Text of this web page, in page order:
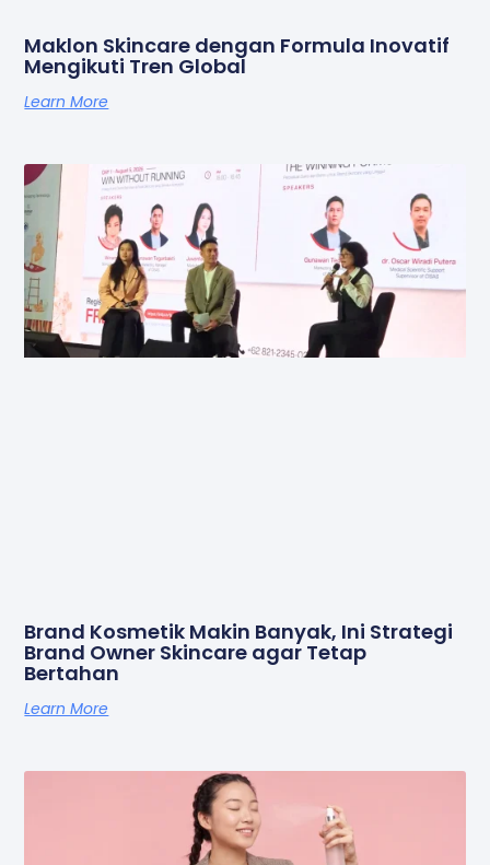
Maklon Skincare dengan Formula Inovatif
Mengikuti Tren Global
Learn More
Brand Kosmetik Makin Banyak, Ini Strategi
Brand Owner Skincare agar Tetap
Bertahan
Learn More